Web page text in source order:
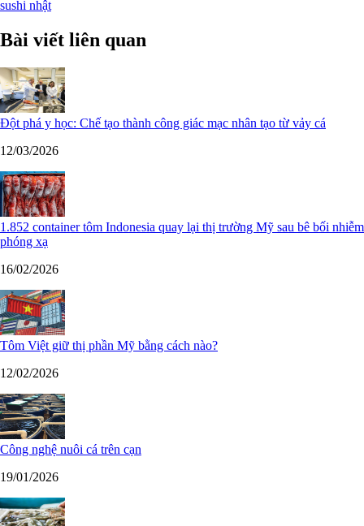
sushi nhật
Bài viết liên quan
Đột phá y học: Chế tạo thành công giác mạc nhân tạo từ vảy cá
12/03/2026
1.852 container tôm Indonesia quay lại thị trường Mỹ sau bê bối nhiễm
phóng xạ
16/02/2026
Tôm Việt giữ thị phần Mỹ bằng cách nào?
12/02/2026
Công nghệ nuôi cá trên cạn
19/01/2026